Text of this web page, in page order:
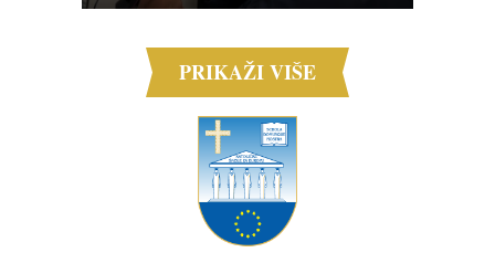
PRIKAŽI VIŠE